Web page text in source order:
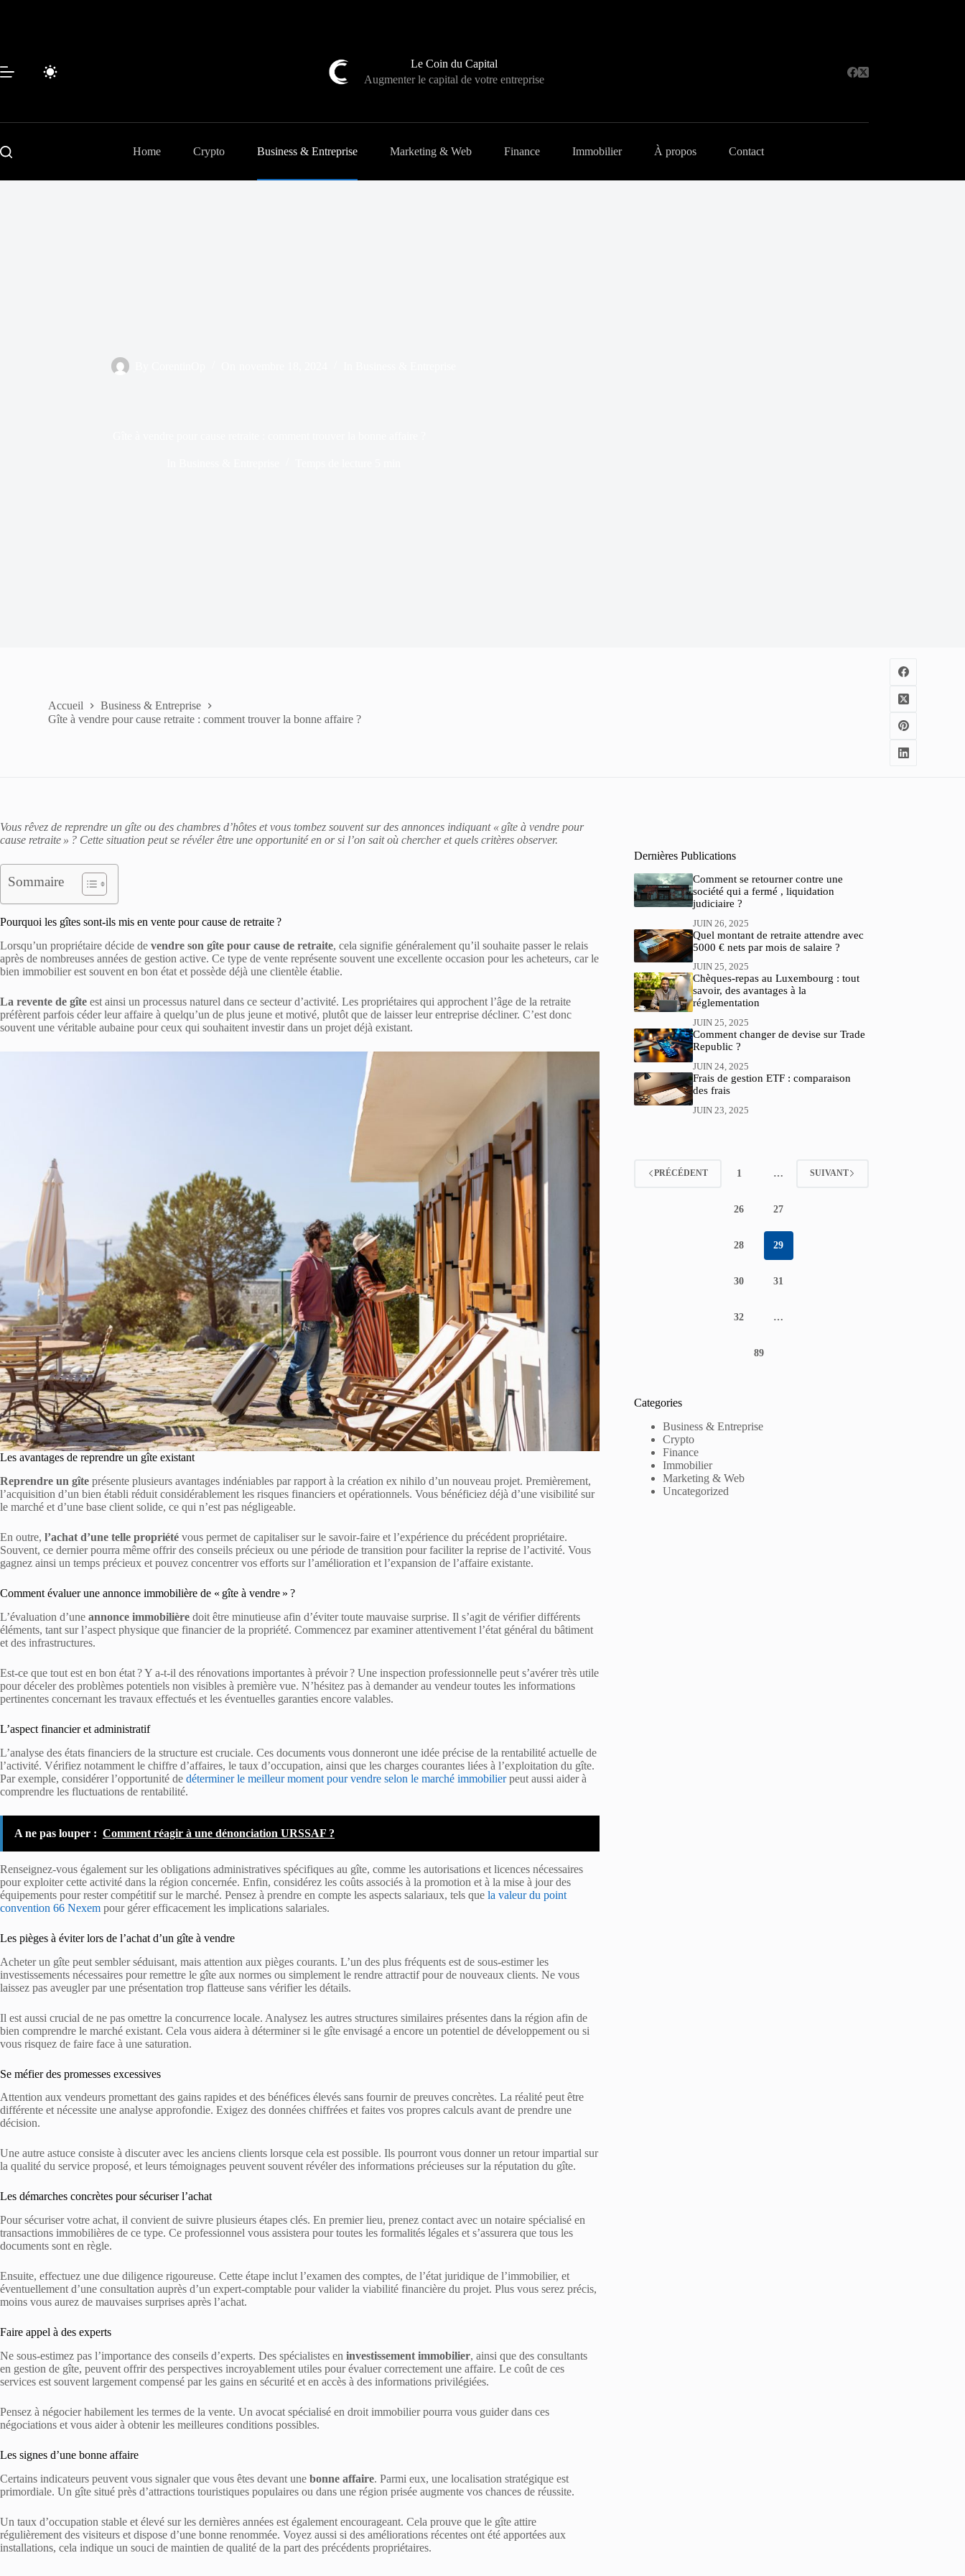
Le Coin du Capital
Augmenter le capital de votre entreprise
Home Crypto Business & Entreprise Marketing & Web Finance Immobilier À propos Contact
Accueil
Business & Entreprise
Gîte à vendre pour cause retraite : comment trouver la bonne affaire ?
Vous rêvez de reprendre un gîte ou des chambres d’hôtes et vous tombez souvent sur des annonces indiquant « gîte à vendre pour
cause retraite » ? Cette situation peut se révéler être une opportunité en or si l’on sait où chercher et quels critères observer.
Sommaire
Pourquoi les gîtes sont-ils mis en vente pour cause de retraite ?
Lorsqu’un propriétaire décide de vendre son gîte pour cause de retraite, cela signifie généralement qu’il souhaite passer le relais
après de nombreuses années de gestion active. Ce type de vente représente souvent une excellente occasion pour les acheteurs, car le
bien immobilier est souvent en bon état et possède déjà une clientèle établie.
La revente de gîte est ainsi un processus naturel dans ce secteur d’activité. Les propriétaires qui approchent l’âge de la retraite
préfèrent parfois céder leur affaire à quelqu’un de plus jeune et motivé, plutôt que de laisser leur entreprise décliner. C’est donc
souvent une véritable aubaine pour ceux qui souhaitent investir dans un projet déjà existant.
Les avantages de reprendre un gîte existant
Reprendre un gîte présente plusieurs avantages indéniables par rapport à la création ex nihilo d’un nouveau projet. Premièrement,
l’acquisition d’un bien établi réduit considérablement les risques financiers et opérationnels. Vous bénéficiez déjà d’une visibilité sur
le marché et d’une base client solide, ce qui n’est pas négligeable.
En outre, l’achat d’une telle propriété vous permet de capitaliser sur le savoir-faire et l’expérience du précédent propriétaire.
Souvent, ce dernier pourra même offrir des conseils précieux ou une période de transition pour faciliter la reprise de l’activité. Vous
gagnez ainsi un temps précieux et pouvez concentrer vos efforts sur l’amélioration et l’expansion de l’affaire existante.
Comment évaluer une annonce immobilière de « gîte à vendre » ?
L’évaluation d’une annonce immobilière doit être minutieuse afin d’éviter toute mauvaise surprise. Il s’agit de vérifier différents
éléments, tant sur l’aspect physique que financier de la propriété. Commencez par examiner attentivement l’état général du bâtiment
et des infrastructures.
Est-ce que tout est en bon état ? Y a-t-il des rénovations importantes à prévoir ? Une inspection professionnelle peut s’avérer très utile
pour déceler des problèmes potentiels non visibles à première vue. N’hésitez pas à demander au vendeur toutes les informations
pertinentes concernant les travaux effectués et les éventuelles garanties encore valables.
L’aspect financier et administratif
L’analyse des états financiers de la structure est cruciale. Ces documents vous donneront une idée précise de la rentabilité actuelle de
l’activité. Vérifiez notamment le chiffre d’affaires, le taux d’occupation, ainsi que les charges courantes liées à l’exploitation du gîte.
Par exemple, considérer l’opportunité de déterminer le meilleur moment pour vendre selon le marché immobilierpeut aussi aider à
comprendre les fluctuations de rentabilité.
A ne pas louper : Comment réagir à une dénonciation URSSAF ?
Renseignez-vous également sur les obligations administratives spécifiques au gîte, comme les autorisations et licences nécessaires
pour exploiter cette activité dans la région concernée. Enfin, considérez les coûts associés à la promotion et à la mise à jour des
équipements pour rester compétitif sur le marché. Pensez à prendre en compte les aspects salariaux, tels que la valeur du point
convention 66 Nexem pour gérer efficacement les implications salariales.
Les pièges à éviter lors de l’achat d’un gîte à vendre
Acheter un gîte peut sembler séduisant, mais attention aux pièges courants. L’un des plus fréquents est de sous-estimer les
investissements nécessaires pour remettre le gîte aux normes ou simplement le rendre attractif pour de nouveaux clients. Ne vous
laissez pas aveugler par une présentation trop flatteuse sans vérifier les détails.
Il est aussi crucial de ne pas omettre la concurrence locale. Analysez les autres structures similaires présentes dans la région afin de
bien comprendre le marché existant. Cela vous aidera à déterminer si le gîte envisagé a encore un potentiel de développement ou si
vous risquez de faire face à une saturation.
Se méfier des promesses excessives
Attention aux vendeurs promettant des gains rapides et des bénéfices élevés sans fournir de preuves concrètes. La réalité peut être
différente et nécessite une analyse approfondie. Exigez des données chiffrées et faites vos propres calculs avant de prendre une
décision.
Une autre astuce consiste à discuter avec les anciens clients lorsque cela est possible. Ils pourront vous donner un retour impartial sur
la qualité du service proposé, et leurs témoignages peuvent souvent révéler des informations précieuses sur la réputation du gîte.
Les démarches concrètes pour sécuriser l’achat
Pour sécuriser votre achat, il convient de suivre plusieurs étapes clés. En premier lieu, prenez contact avec un notaire spécialisé en
transactions immobilières de ce type. Ce professionnel vous assistera pour toutes les formalités légales et s’assurera que tous les
documents sont en règle.
Ensuite, effectuez une due diligence rigoureuse. Cette étape inclut l’examen des comptes, de l’état juridique de l’immobilier, et
éventuellement d’une consultation auprès d’un expert-comptable pour valider la viabilité financière du projet. Plus vous serez précis,
moins vous aurez de mauvaises surprises après l’achat.
Faire appel à des experts
Ne sous-estimez pas l’importance des conseils d’experts. Des spécialistes en investissement immobilier, ainsi que des consultants
en gestion de gîte, peuvent offrir des perspectives incroyablement utiles pour évaluer correctement une affaire. Le coût de ces
services est souvent largement compensé par les gains en sécurité et en accès à des informations privilégiées.
Pensez à négocier habilement les termes de la vente. Un avocat spécialisé en droit immobilier pourra vous guider dans ces
négociations et vous aider à obtenir les meilleures conditions possibles.
Les signes d’une bonne affaire
Certains indicateurs peuvent vous signaler que vous êtes devant une bonne affaire. Parmi eux, une localisation stratégique est
primordiale. Un gîte situé près d’attractions touristiques populaires ou dans une région prisée augmente vos chances de réussite.
Un taux d’occupation stable et élevé sur les dernières années est également encourageant. Cela prouve que le gîte attire
régulièrement des visiteurs et dispose d’une bonne renommée. Voyez aussi si des améliorations récentes ont été apportées aux
installations, cela indique un souci de maintien de qualité de la part des précédents propriétaires.
Dernières Publications
Comment se retourner contre une
société qui a fermé , liquidation
judiciaire ?
JUIN 26, 2025
Quel montant de retraite attendre avec
5000 € nets par mois de salaire ?
JUIN 25, 2025
Chèques-repas au Luxembourg : tout
savoir, des avantages à la
réglementation
JUIN 25, 2025
Comment changer de devise sur Trade
Republic ?
JUIN 24, 2025
Frais de gestion ETF : comparaison
des frais
JUIN 23, 2025
PRÉCÉDENT 1 …
26 27
28 29
30 31
32 …
89
SUIVANT
Categories
Business & Entreprise
Crypto
Finance
Immobilier
Marketing & Web
Uncategorized